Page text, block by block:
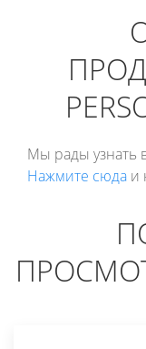
Мы рады узнать
Нажмите сюда и